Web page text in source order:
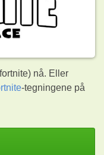
nå. Eller
-tegningene på